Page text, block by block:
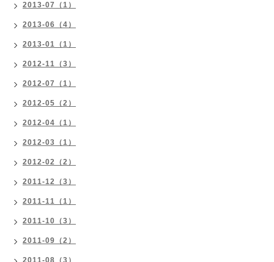
2013-07（1）
2013-06（4）
2013-01（1）
2012-11（3）
2012-07（1）
2012-05（2）
2012-04（1）
2012-03（1）
2012-02（2）
2011-12（3）
2011-11（1）
2011-10（3）
2011-09（2）